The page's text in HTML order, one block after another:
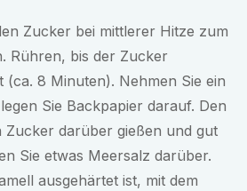
Zucker bei mittlerer Hitze zum
Rühren, bis der Zucker
(ca. 8 Minuten). Nehmen Sie ein
Sie Backpapier darauf. Den
Zucker darüber gießen und gut
Sie etwas Meersalz darüber.
ausgehärtet ist, mit dem